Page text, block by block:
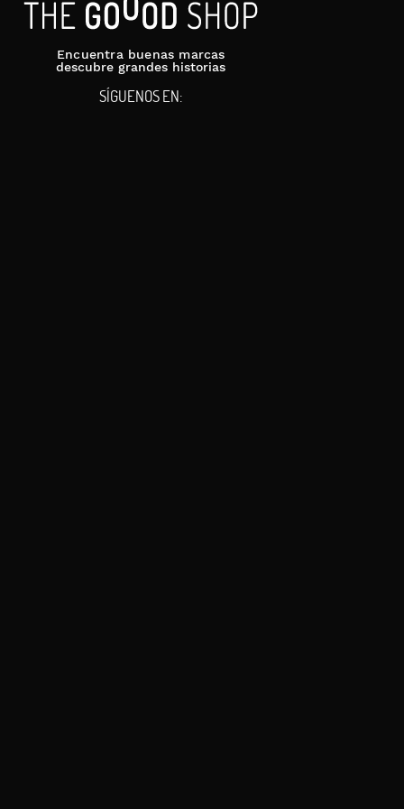
a Canarias, Ceuta y Melilla se entregan en 3-6 días
Encuentra buenas marcas
descubre grandes historias
SÍGUENOS EN: